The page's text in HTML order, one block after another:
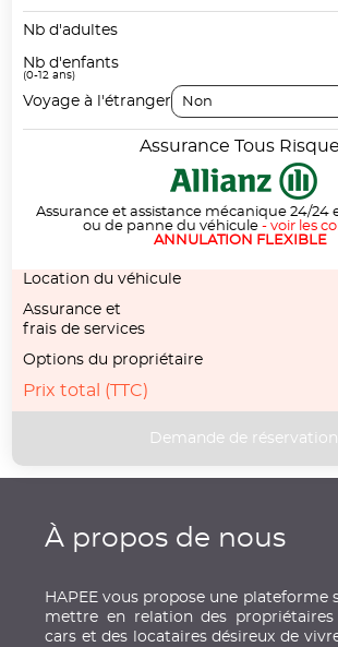
Nb d'adultes
Nb d'enfants
(0-12 ans)
Voyage à l'étranger
Assurance Tous
Assurance et assistance mécanique 24/24
ou de panne du véhicule - voir les
ANNULATION FLEXIBLE
Location du véhicule
Assurance et
frais de services
Options du propriétaire
Prix total (TTC)
À propos de nous
HAPEE vous propose une plateforme
mettre en relation des
cars et des locataires désireux de